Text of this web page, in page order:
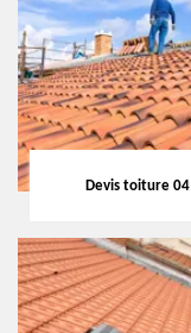
Devis toiture 04